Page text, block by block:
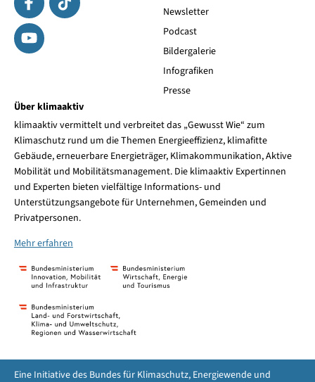
Newsletter
Podcast
Bildergalerie
Infografiken
Presse
Über klimaaktiv
klimaaktiv vermittelt und verbreitet das „Gewusst Wie“ zum
Klimaschutz rund um die Themen Energieeffizienz, klimafitte
Gebäude, erneuerbare Energieträger, Klimakommunikation, Aktive
Mobilität und Mobilitätsmanagement. Die klimaaktiv Expertinnen
und Experten bieten vielfältige Informations- und
Unterstützungsangebote für Unternehmen, Gemeinden und
Privatpersonen.
Mehr erfahren
Eine Initiative des Bundes für Klimaschutz, Energiewende und